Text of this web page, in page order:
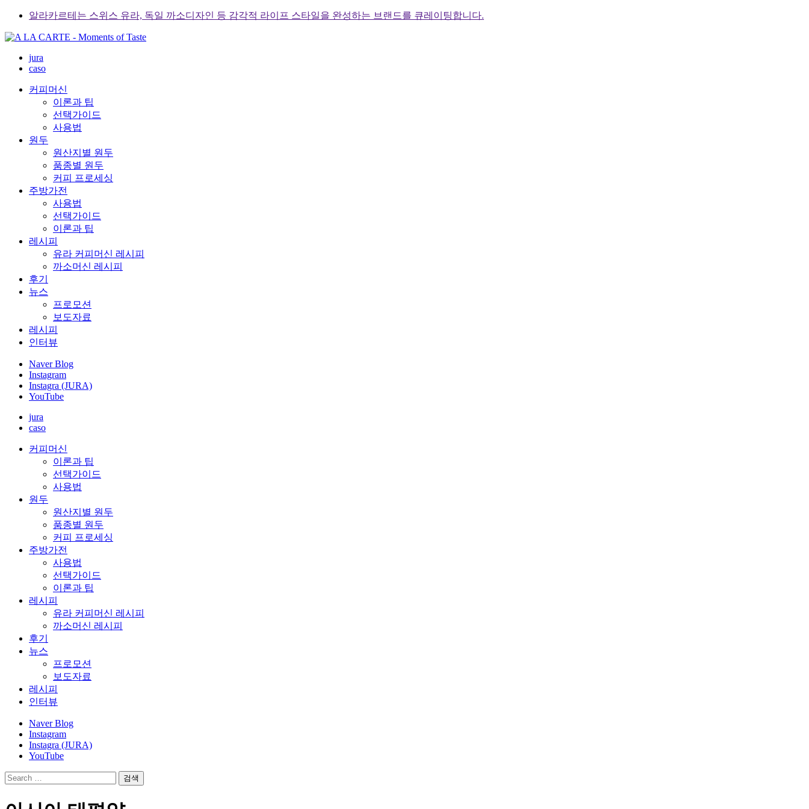
Skip
content
알라카르테는 스위스 유라, 독일 까소디자인 등 감각적 라이프 스타일을 완성하는 브랜드를 큐레이팅합니다.
jura
caso
커피머신
이론과 팁
선택가이드
사용법
원두
원산지별 원두
품종별 원두
커피 프로세싱
주방가전
사용법
선택가이드
이론과 팁
레시피
유라 커피머신 레시피
까소머신 레시피
후기
뉴스
프로모션
보도자료
레시피
인터뷰
Naver Blog
Instagram
Instagra (JURA)
YouTube
jura
caso
커피머신
이론과 팁
선택가이드
사용법
원두
원산지별 원두
품종별 원두
커피 프로세싱
주방가전
사용법
선택가이드
이론과 팁
레시피
유라 커피머신 레시피
까소머신 레시피
후기
뉴스
프로모션
보도자료
레시피
인터뷰
Naver Blog
Instagram
Instagra (JURA)
YouTube
검